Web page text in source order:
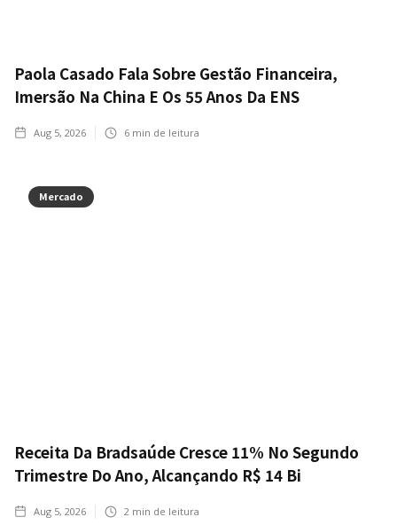
Paola Casado Fala Sobre Gestão Financeira,
Imersão Na China E Os 55 Anos Da ENS
Aug 5, 2026 6 min de leitura
Mercado
Receita Da Bradsaúde Cresce 11% No Segundo
Trimestre Do Ano, Alcançando R$ 14 Bi
Aug 5, 2026 2 min de leitura